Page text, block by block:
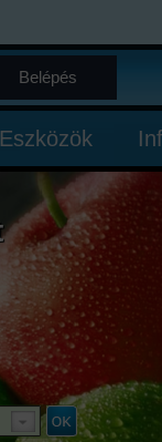
Belépés
Eszközök